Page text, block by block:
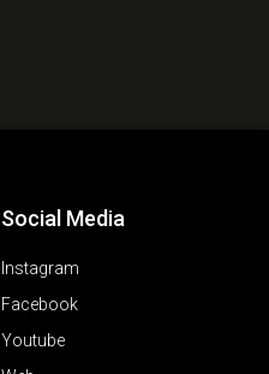
Social Media
Instagram
Facebook
Youtube